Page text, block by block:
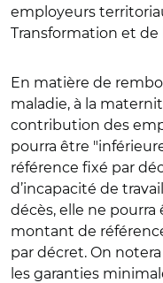
employeurs
Transformation et
En matière de
maladie, à la
contribution des
pourra être
référence fixé par
d’incapacité de
décès, elle ne pourra
montant de
par décret. On
les garanties